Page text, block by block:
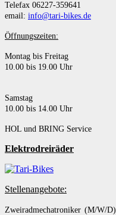
Telefax 06227-359641
email: info@tari-bikes.de
Öffnungszeiten:
Montag bis Freitag
10.00 bis 19.00 Uhr
Samstag
10.00 bis 14.00 Uhr
HOL und BRING Service
Elektrodreiräder
Stellenangebote:
Zweiradmechatroniker (M/W/D)